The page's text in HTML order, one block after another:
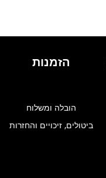
הזמנות
הובלה ומשלוח
ביטולים, זיכויים והחזרות